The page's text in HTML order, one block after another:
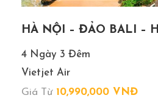
ngoài của cơ quan y tế có
nhiên liệu và phí visa thay đổi.
HÀ NỘI – ĐẢO BALI –
4 Ngày 3 Đêm
Vietjet Air
Giá Từ 10,990,000 VNĐ